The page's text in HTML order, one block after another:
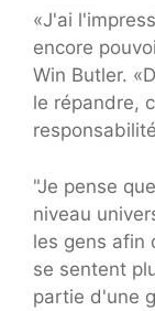
«J'ai
encore
Win Butler.
le répandre,
"Je pense
niveau
les gens afin
se sentent
partie d'une